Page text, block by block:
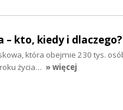
kto, kiedy i dlaczego?
która obejmie 230 tys.
życia… » więcej